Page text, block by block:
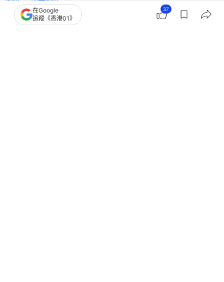
特朗普再威脅摧毀橋樑發電廠 伊朗反
在Google
追蹤《香港01》
37